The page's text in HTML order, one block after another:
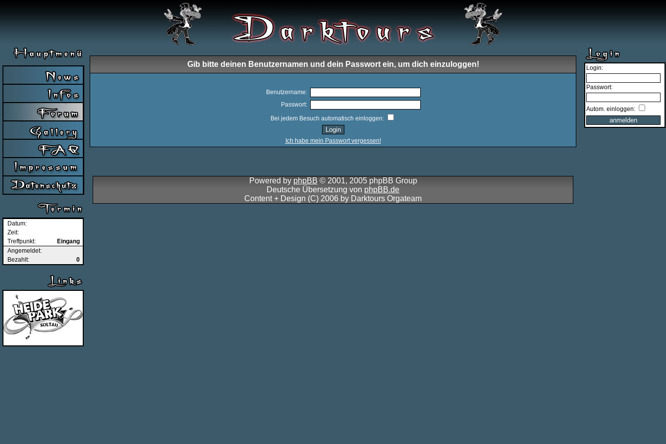
Datum:
Zeit:
Treffpunkt:
Eingang
Angemeldet:
Bezahlt:
0
Login:
Passwort:
Autom. einloggen:
Gib bitte deinen Benutzernamen und dein Passwort ein, um dich einzuloggen!
Benutzername:
Passwort:
Bei jedem Besuch automatisch einloggen:
Ich habe mein Passwort vergessen!
Powered by phpBB © 2001, 2005 phpBB Group
Deutsche Übersetzung von phpBB.de
Content + Design (C) 2006 by Darktours Orgateam